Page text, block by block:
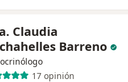
Claudia
Barreno
17 opinión